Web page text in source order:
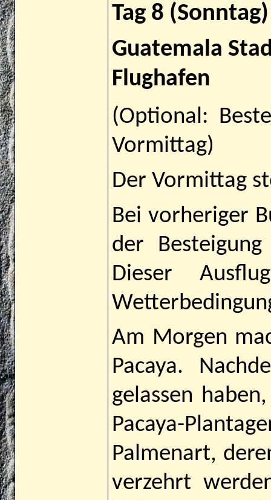
Tag 8 (Sonntag)
Guatemala
Flughafen
(Optional:
Vormittag)
Der Vormittag
Bei vorheriger
der
Dieser
Am Morgen
Pacaya.
gelassen
Pacaya-
Palmenart,
verzehrt